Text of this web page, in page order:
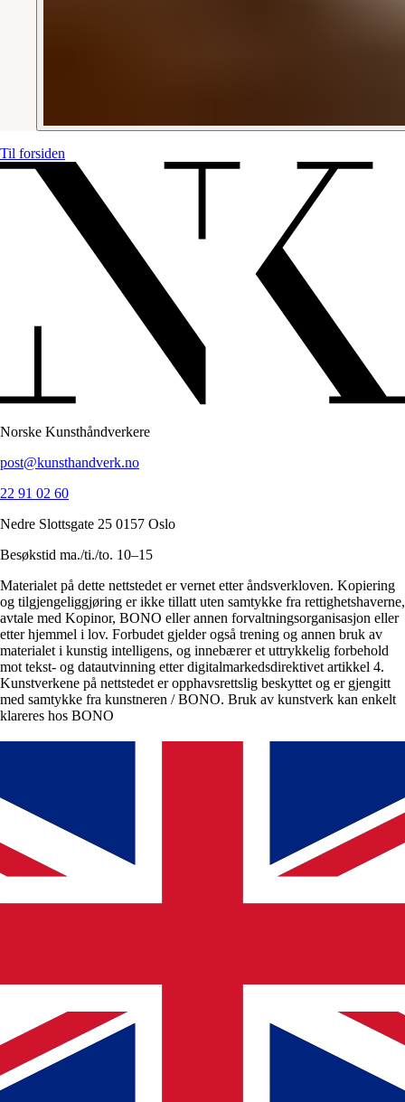
Til forsiden
Norske Kunsthåndverkere
post@kunsthandverk.no
22 91 02 60
Nedre Slottsgate 25 0157 Oslo
Besøkstid ma./ti./to. 10–15
Materialet på dette nettstedet er vernet etter åndsverkloven. Kopiering
og tilgjengeliggjøring er ikke tillatt uten samtykke fra rettighetshaverne,
avtale med Kopinor, BONO eller annen forvaltningsorganisasjon eller
etter hjemmel i lov. Forbudet gjelder også trening og annen bruk av
materialet i kunstig intelligens, og innebærer et uttrykkelig forbehold
mot tekst- og datautvinning etter digitalmarkedsdirektivet artikkel 4.
Kunstverkene på nettstedet er opphavsrettslig beskyttet og er gjengitt
med samtykke fra kunstneren / BONO. Bruk av kunstverk kan enkelt
klareres hos BONO